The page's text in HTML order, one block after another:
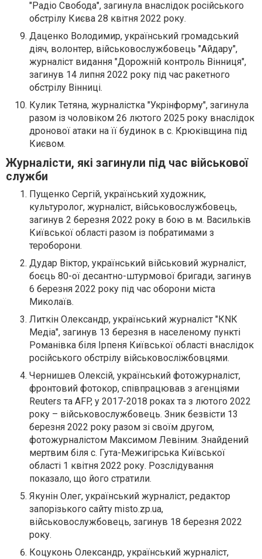
"Радіо Свобода", загинула внаслідок російського
обстрілу Києва 28 квітня 2022 року.
Даценко Володимир, український громадський
діяч, волонтер, військовослужбовець "Айдару",
журналіст видання "Дорожній контроль Вінниця",
загинув 14 липня 2022 року під час ракетного
обстрілу Вінниці.
Кулик Тетяна, журналістка "Укрінформу", загинула
разом із чоловіком 26 лютого 2025 року внаслідок
дронової атаки на її будинок в с. Крюківщина під
Києвом.
Журналісти, які загинули під час військової
служби
Пущенко Сергій, український художник,
культуролог, журналіст, військовослужбовець,
загинув 2 березня 2022 року в бою в м. Васильків
Київської області разом із побратимами з
тероборони.
Дудар Віктор, український військовий журналіст,
боєць 80-ої десантно-штурмової бригади, загинув
6 березня 2022 року під час оборони міста
Миколаїв.
Литкін Олександр, український журналіст "КNК
Медіа", загинув 13 березня в населеному пункті
Романівка біля Ірпеня Київської області внаслідок
російського обстрілу військовосліжбовцями.
Чернишев Олексій, український фотожурналіст,
фронтовий фотокор, співпрацював з агенціями
Reuters та AFP, у 2017-2018 роках та з лютого 2022
року – військовослужбовець. Зник безвісти 13
березня 2022 року разом зі своїм другом,
фотожурналістом Максимом Левіним. Знайдений
мертвим біля с. Гута-Межигірська Київської
області 1 квітня 2022 року. Розслідування
показало, що його стратили.
Якунін Олег, український журналіст, редактор
запорізького сайту misto.zp.ua,
військовослужбовець, загинув 18 березня 2022
року.
Коцуконь Олександр, український журналіст,